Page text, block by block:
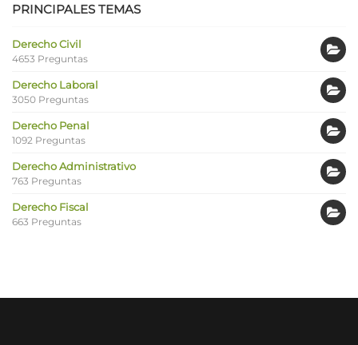
PRINCIPALES TEMAS
Derecho Civil
4653 Preguntas
Derecho Laboral
3050 Preguntas
Derecho Penal
1092 Preguntas
Derecho Administrativo
763 Preguntas
Derecho Fiscal
663 Preguntas